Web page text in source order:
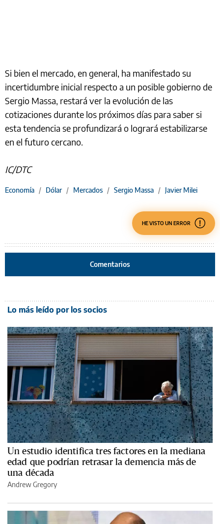
Si bien el mercado, en general, ha manifestado su
incertidumbre inicial respecto a un posible gobierno de
Sergio Massa, restará ver la evolución de las
cotizaciones durante los próximos días para saber si
esta tendencia se profundizará o logrará estabilizarse
en el futuro cercano.
IC/DTC
Economía / Dólar / Mercados / Sergio Massa / Javier Milei
HE VISTO UN ERROR
Comentarios
Lo más leído por los socios
Un estudio identifica tres factores en la mediana
edad que podrían retrasar la demencia más de
una década
Andrew Gregory